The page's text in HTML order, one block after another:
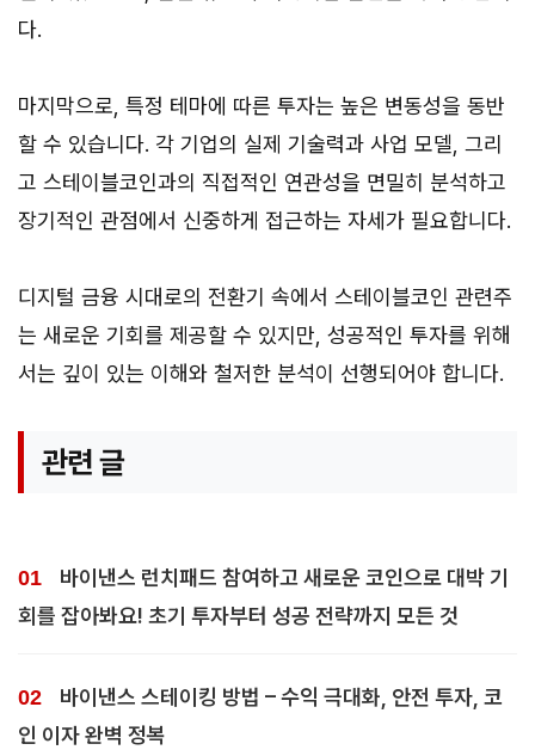
다.
마지막으로, 특정 테마에 따른 투자는 높은 변동성을 동반
할 수 있습니다. 각 기업의 실제 기술력과 사업 모델, 그리
고 스테이블코인과의 직접적인 연관성을 면밀히 분석하고
장기적인 관점에서 신중하게 접근하는 자세가 필요합니다.
디지털 금융 시대로의 전환기 속에서 스테이블코인 관련주
는 새로운 기회를 제공할 수 있지만, 성공적인 투자를 위해
서는 깊이 있는 이해와 철저한 분석이 선행되어야 합니다.
관련 글
바이낸스 런치패드 참여하고 새로운 코인으로 대박 기
회를 잡아봐요! 초기 투자부터 성공 전략까지 모든 것
바이낸스 스테이킹 방법 – 수익 극대화, 안전 투자, 코
인 이자 완벽 정복